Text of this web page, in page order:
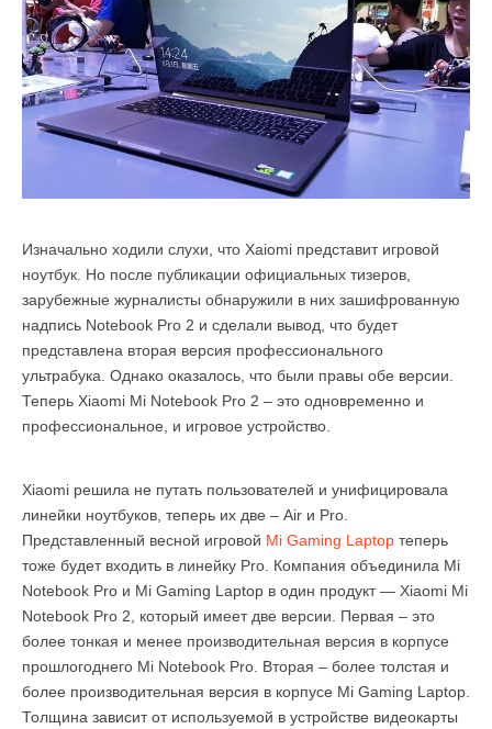
Изначально ходили слухи, что Xaiomi представит игровой
ноутбук. Но после публикации официальных тизеров,
зарубежные журналисты обнаружили в них зашифрованную
надпись Notebook Pro 2 и сделали вывод, что будет
представлена вторая версия профессионального
ультрабука. Однако оказалось, что были правы обе версии.
Теперь Xiaomi Mi Notebook Pro 2 – это одновременно и
профессиональное, и игровое устройство.
Xiaomi решила не путать пользователей и унифицировала
линейки ноутбуков, теперь их две – Air и Pro.
Представленный весной игровой Mi Gaming Laptop теперь
тоже будет входить в линейку Pro. Компания объединила Mi
Notebook Pro и Mi Gaming Laptop в один продукт — Xiaomi Mi
Notebook Pro 2, который имеет две версии. Первая – это
более тонкая и менее производительная версия в корпусе
прошлогоднего Mi Notebook Pro. Вторая – более толстая и
более производительная версия в корпусе Mi Gaming Laptop.
Толщина зависит от используемой в устройстве видеокарты